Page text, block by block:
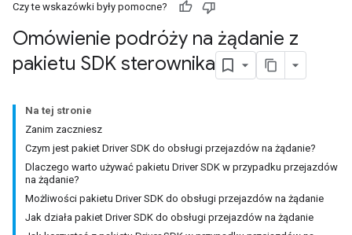
Czy te wskazówki były pomocne?
Omówienie podróży na żądanie z
pakietu SDK sterownika
Na tej stronie
Zanim zaczniesz
Czym jest pakiet Driver SDK do obsługi przejazdów na żądanie?
Dlaczego warto używać pakietu Driver SDK w przypadku przejazdów
na żądanie?
Możliwości pakietu Driver SDK do obsługi przejazdów na żądanie
Jak działa pakiet Driver SDK do obsługi przejazdów na żądanie